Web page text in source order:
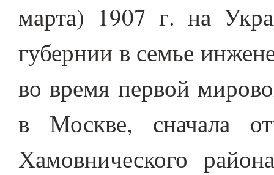
марта) 1907 г. на
губернии в семье
во время первой
в Москве, сначала
Хамовнического